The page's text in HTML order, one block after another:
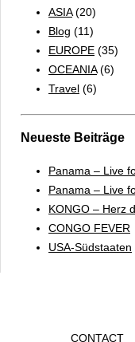
ASIA(20)
Blog (11)
EUROPE (35)
OCEANIA(6)
Travel (6)
Neueste Beiträge
Panama – Live
Panama – Live
KONGO – Herz
CONGO FEVER
USA-Südstaaten
CONTACT